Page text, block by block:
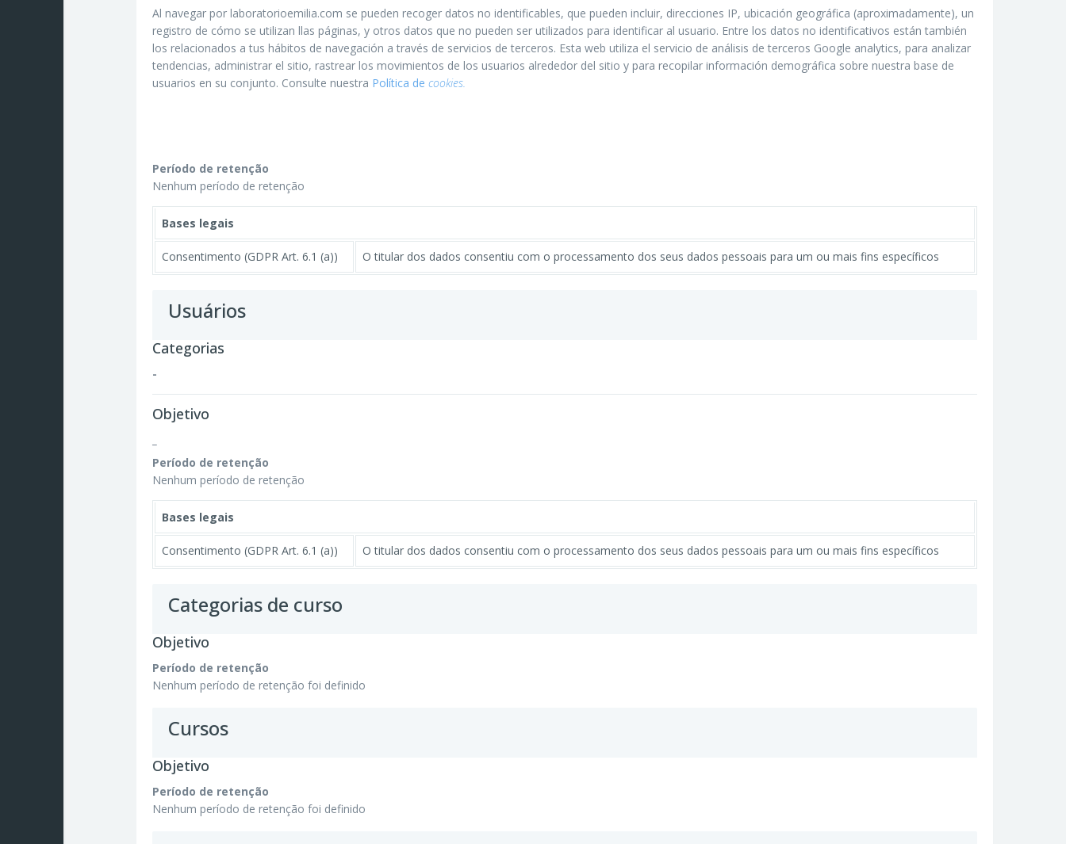
Al navegar por laboratorioemilia.com se pueden recoger datos no identificables, que pueden incluir, direcciones IP, ubicación geográfica (aproximadamente), un
registro de cómo se utilizan llas páginas, y otros datos que no pueden ser utilizados para identificar al usuario. Entre los datos no identificativos están también
los relacionados a tus hábitos de navegación a través de servicios de terceros. Esta web utiliza el servicio de análisis de terceros Google analytics, para analizar
tendencias, administrar el sitio, rastrear los movimientos de los usuarios alrededor del sitio y para recopilar información demográfica sobre nuestra base de
usuarios en su conjunto. Consulte nuestra Política de cookies.
Período de retenção
Nenhum período de retenção
Bases legais
Consentimento (GDPR Art. 6.1 (a)) O titular dos dados consentiu com o processamento dos seus dados pessoais para um ou mais fins específicos
Usuários
Categorias
-
Objetivo
Período de retenção
Nenhum período de retenção
Bases legais
Consentimento (GDPR Art. 6.1 (a)) O titular dos dados consentiu com o processamento dos seus dados pessoais para um ou mais fins específicos
Categorias de curso
Objetivo
Período de retenção
Nenhum período de retenção foi definido
Cursos
Objetivo
Período de retenção
Nenhum período de retenção foi definido